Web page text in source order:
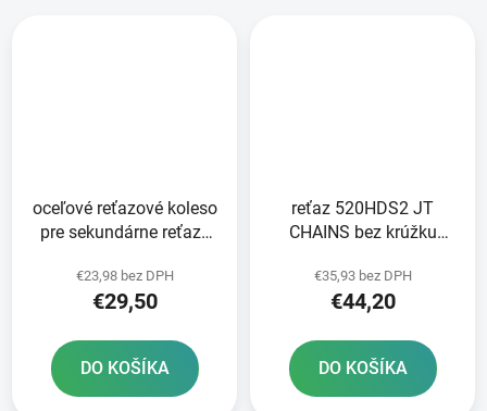
oceľové reťazové koleso
pre sekundárne reťaze
zubov
€23,98 bez DPH
€29,50
DO KOŠÍKA
reťaz 520HDS2 JT
CHAINS bez krúžku
vrátane rozpojovacej
spojky
€35,93 bez DPH
€44,20
DO KOŠÍKA